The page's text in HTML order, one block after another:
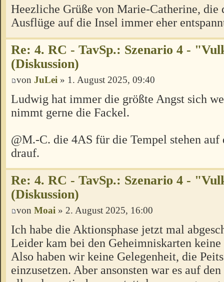
Heezliche Grüße von Marie-Catherine, die
Ausflüge auf die Insel immer eher
Re: 4. RC - TavSp.: Szenario 4 -
(Diskussion)
von JuLei » 1. August 2025, 09:40
Ludwig hat immer die größte Angst sich
nimmt gerne die Fackel.
@M.-C. die 4AS für die Tempel stehen auf
drauf.
Re: 4. RC - TavSp.: Szenario 4 -
(Diskussion)
von Moai » 2. August 2025, 16:00
Ich habe die Aktionsphase jetzt mal
Leider kam bei den Geheimniskarten
Also haben wir keine Gelegenheit, die
einzusetzen. Aber ansonsten war es auf